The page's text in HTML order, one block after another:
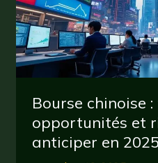
Bourse chinoise
opportunités et
anticiper en 2025